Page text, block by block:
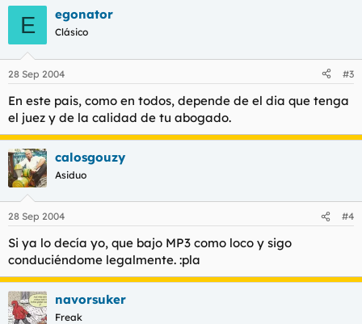
E egonator
Clásico
28 Sep 2004 #3
En este pais, como en todos, depende de el dia que tenga
el juez y de la calidad de tu abogado.
calosgouzy
Asiduo
28 Sep 2004 #4
Si ya lo decía yo, que bajo MP3 como loco y sigo
conduciéndome legalmente. :pla
navorsuker
Freak